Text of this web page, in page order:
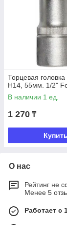
Торцевая головка
Н14, 55мм. 1/2"
В наличии 1 ед.
1 270 ₸
Купить
О нас
Рейтинг не
Менее 5
Работает с